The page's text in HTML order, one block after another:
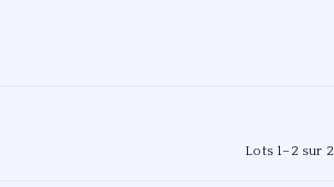
Lots 1–2 sur 2